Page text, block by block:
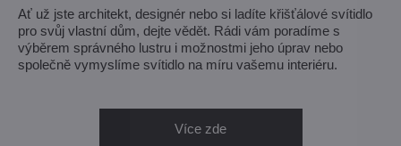
Ať už jste architekt, designér nebo si ladíte křišťálové svítidlo
pro svůj vlastní dům, dejte vědět. Rádi vám poradíme s
výběrem správného lustru i možnostmi jeho úprav nebo
společně vymyslíme svítidlo na míru vašemu interiéru.
Více zde